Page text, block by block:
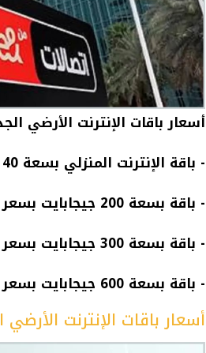
أسعار باقات الإنترنت الأرضي الجديدة 2024 في شركة
- باقة الإنترنت المنزلي بسعة 140 جيجابايت بسعر 160 جنيهاً بدون ضريبة.
- باقة بسعة 200 جيجابايت بسعر 225 جنيهاً.
- باقة بسعة 300 جيجابايت بسعر 330 جنيهاً.
- باقة بسعة 600
جيجابايت بسعر 650
أسعار باقات الإنترنت الأرضي الجديدة 2024 في